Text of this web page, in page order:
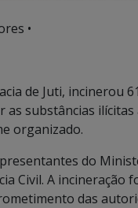
•
de Juti, incinerou
as substâncias
organizado.
do
Civil. A incineração
das